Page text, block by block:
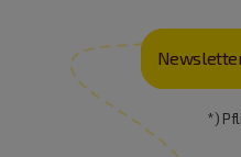
*)